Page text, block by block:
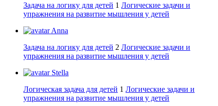
Задача на логику для детей 1 Логические задачи и
упражнения на развитие мышления у детей
Anna
Задача на логику для детей 2 Логические задачи и
упражнения на развитие мышления у детей
Stella
Логическая задача для детей 1 Логические задачи и
упражнения на развитие мышления у детей